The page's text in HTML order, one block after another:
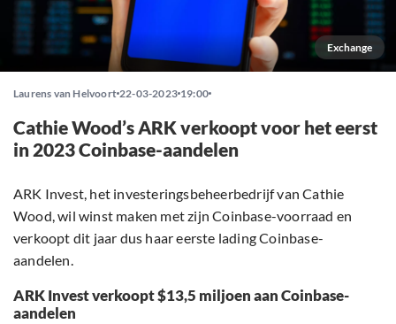
Exchange
Laurens van Helvoort 22-03-2023 19:00
Cathie Wood’s ARK verkoopt voor het eerst
in 2023 Coinbase-aandelen
ARK Invest, het investeringsbeheerbedrijf van Cathie
Wood, wil winst maken met zijn Coinbase-voorraad en
verkoopt dit jaar dus haar eerste lading Coinbase-
aandelen.
ARK Invest verkoopt $13,5 miljoen aan Coinbase-
aandelen